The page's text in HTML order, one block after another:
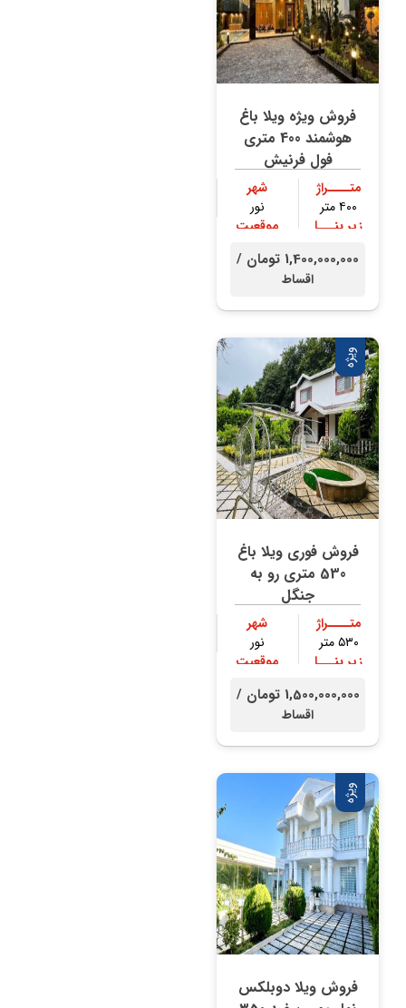
فروش ویژه ویلا باغ
هوشمند 400 متری
فول فرنیش
متــــراژ
۴۰۰ متر
شهر
نور
زیر بنـــا
موقعیت
1,400,000,000 تومان /
اقساط
ویژه
فروش فوری ویلا باغ
530 متری رو به
جنگل
متــــراژ
۵۳۰ متر
شهر
نور
زیر بنـــا
موقعیت
1,500,000,000 تومان /
اقساط
ویژه
فروش ویلا دوبلکس